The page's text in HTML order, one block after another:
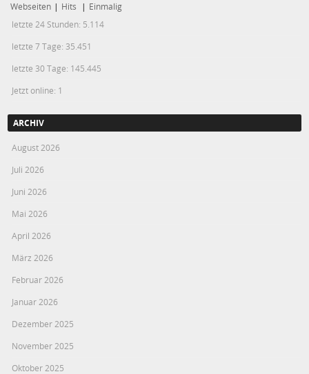
Webseiten | Hits | Einmalig
letzte 24 Stunden: 5.114
letzte 7 Tage: 35.451
letzte 30 Tage: 145.445
Jetzt online: 1
ARCHIV
August 2026
Juli 2026
Juni 2026
Mai 2026
April 2026
März 2026
Februar 2026
Januar 2026
Dezember 2025
November 2025
Oktober 2025